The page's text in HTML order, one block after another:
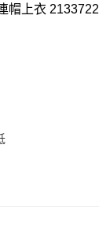
帽上衣 2133722